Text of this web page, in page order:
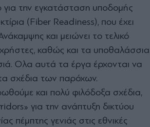
για την εγκατάσταση υποδομής
(Fiber Readiness), που έχει
και μειώνει το τελικό
καθώς και τα υποθαλάσσια
Ολα αυτά τα έργα έρχονται να
σχέδια των παρόχων.
και πολύ φιλόδοξα σχέδια,
για την ανάπτυξη δικτύου
πέμπτης γενιάς στις εθνικές